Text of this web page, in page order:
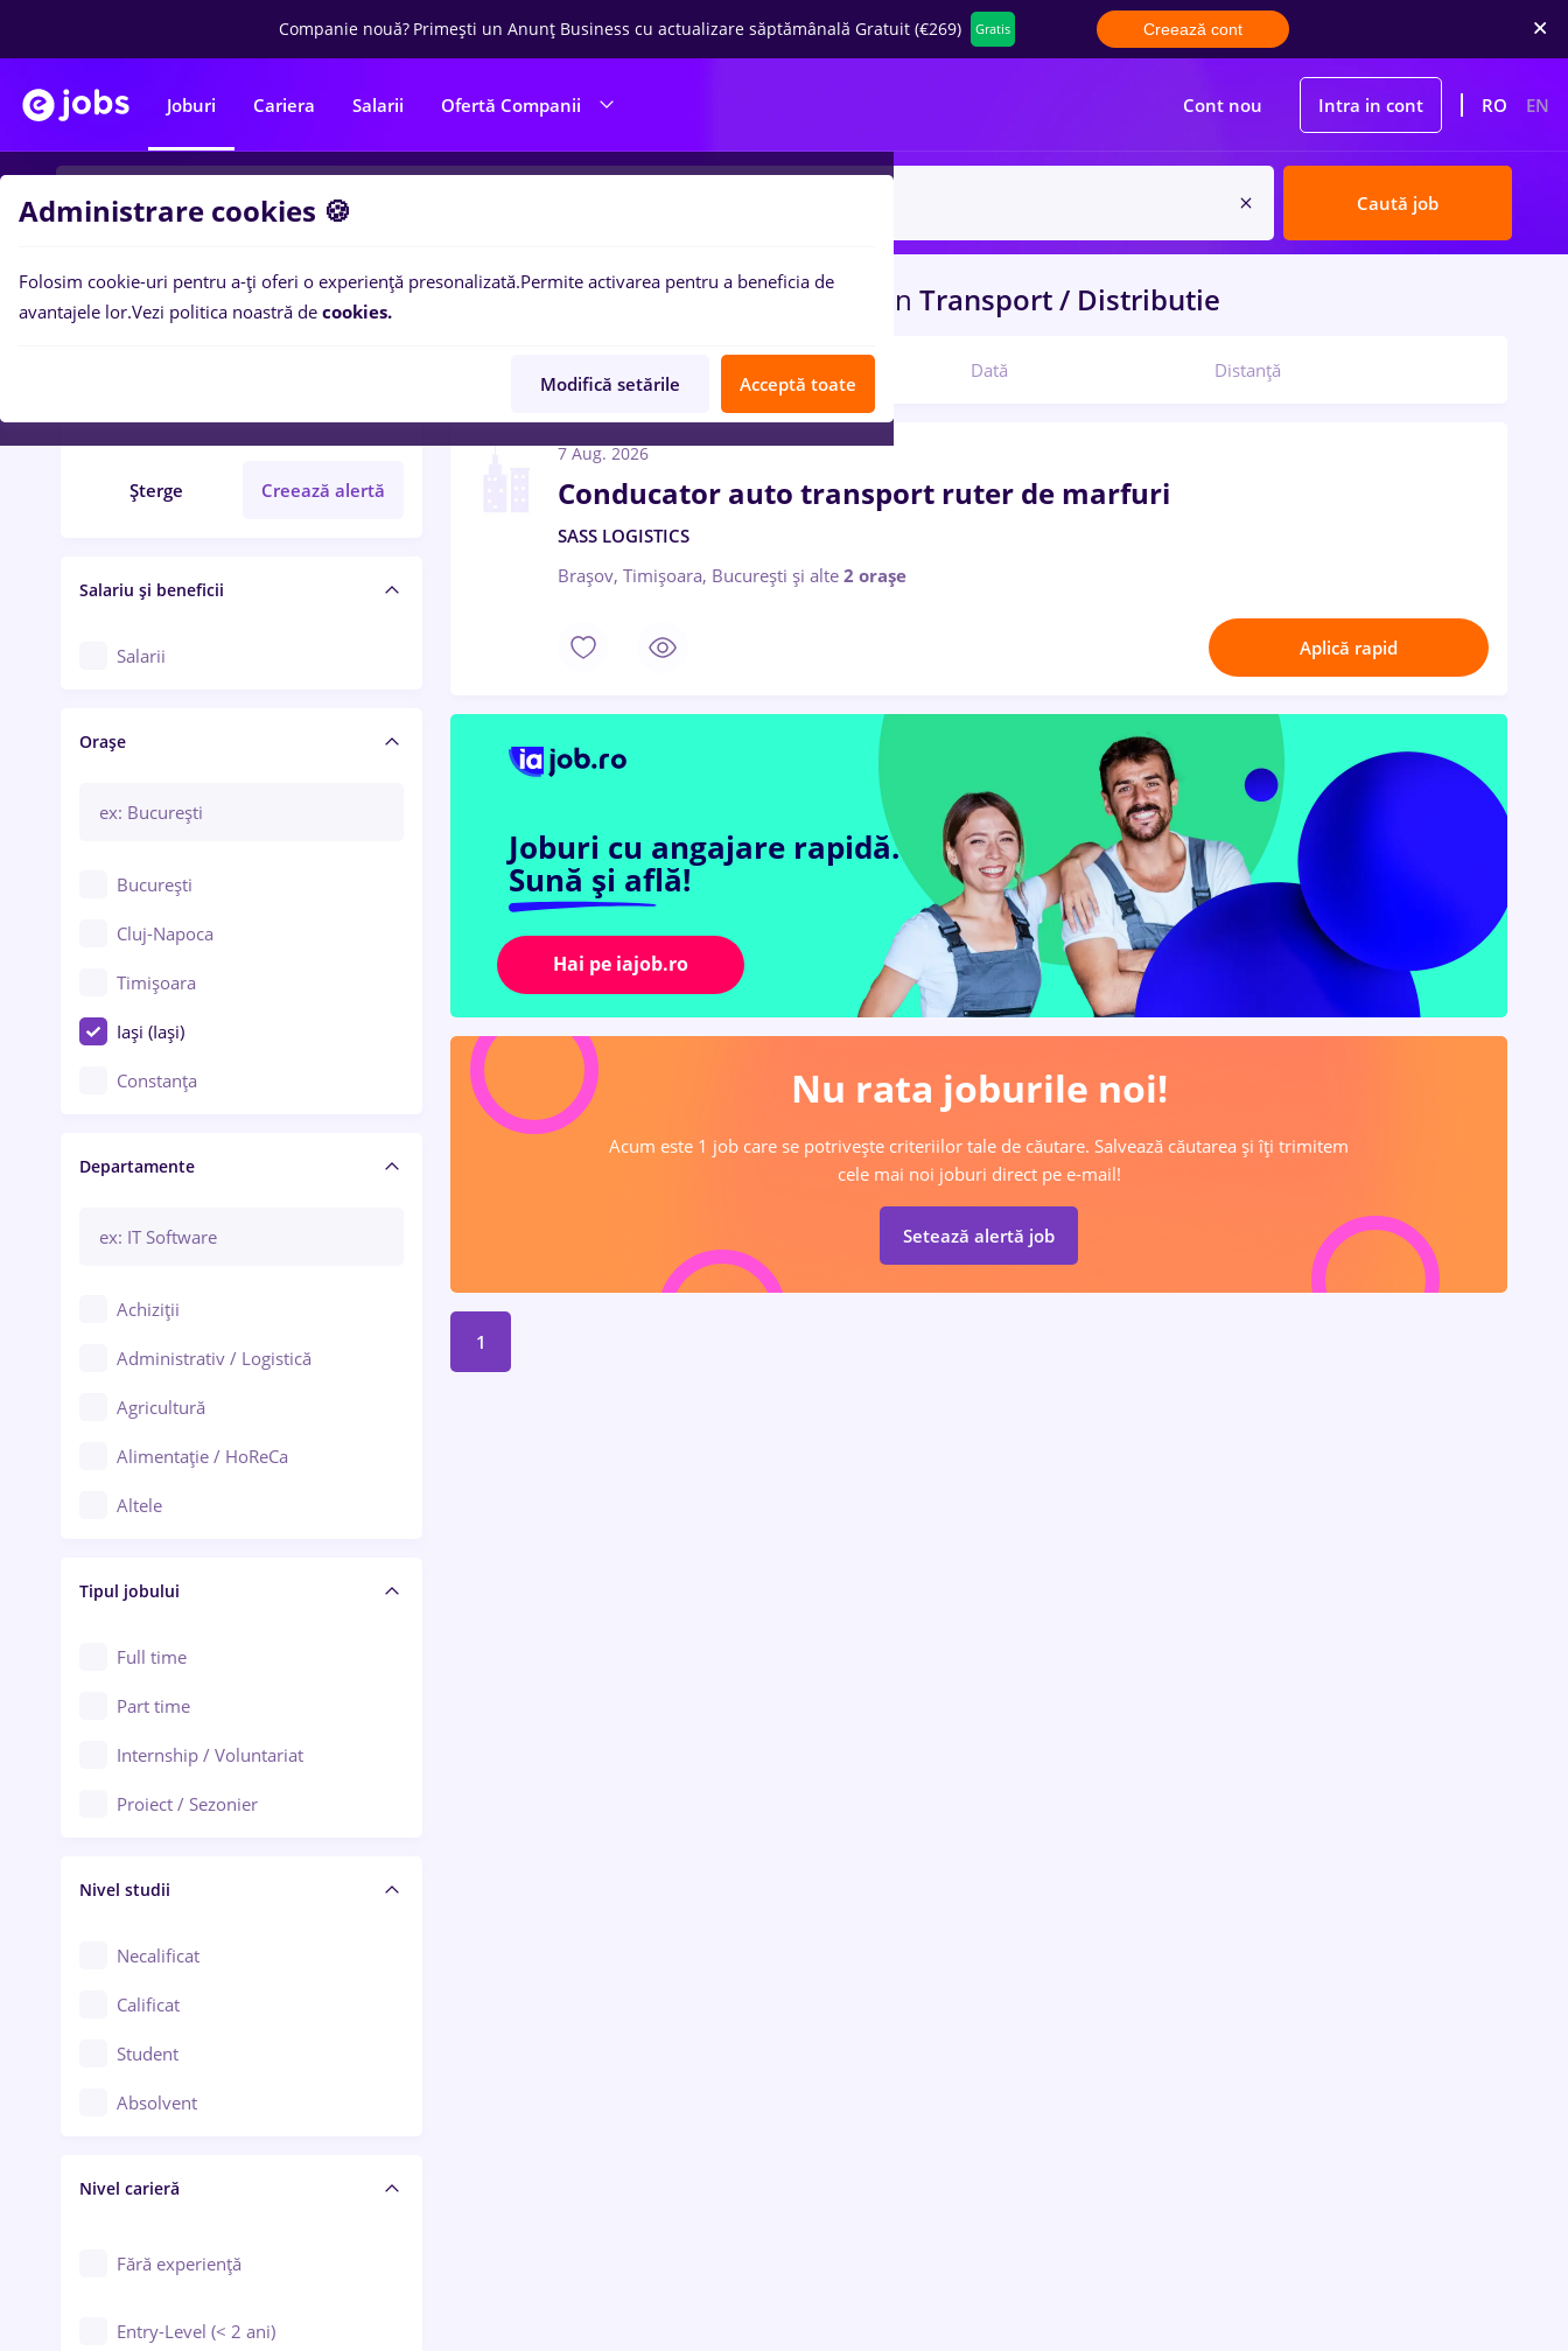
Companie nouă? Primești un Anunț Business cu actualizare săptămânală Gratuit (€269) Gratis Creează cont
Joburi Cariera Salarii Ofertă Companii Cont nou Intra in cont RO EN
Caută job
Filtre
Șterge Creează alertă
Salariu și beneficii
Salarii
Orașe
București
Cluj-Napoca
Timișoara
Iași (Iași)
Constanța
Brașov
Bacău
Galați (Galați)
Ploiești
Arad
Baia Mare
Bârlad
Bistrița (Bistrița-Năsăud)
Departamente
Achiziții
Administrativ / Logistică
Agricultură
Alimentație / HoReCa
Altele
Asigurări
Au pair / Babysitter / Curățenie
Audit / Consultanță
Auto / Echipamente
Automatizări
Cercetare - dezvoltare
Chimie / Biochimie
Confecții / Design vestimentar
Construcții / Instalații
Controlul calității
Educație / Training / Arte
Tipul jobului
Full time
Part time
Internship / Voluntariat
Proiect / Sezonier
Nivel studii
Necalificat
Calificat
Student
Absolvent
Nivel carieră
Fără experiență
Entry-Level (< 2 ani)
1loc de muncahotelinIasi (Iasi) in Transport / Distributie
Dată Distanță
7 Aug. 2026
Conducator auto transport ruter de marfuri
SASS LOGISTICS
Brașov, Timișoara, București și alte 2 orașe
Aplică rapid
Joburi cu angajare rapidă.
Sună și află!
Hai pe iajob.ro
Nu rata joburile noi!
Acum este 1 job care se potrivește criteriilor tale de căutare. Salvează căutarea și îți trimitem
cele mai noi joburi direct pe e-mail!
Setează alertă job
1
Administrare cookies 🍪
Folosim cookie-uri pentru a-ți oferi o experiență presonalizată.Permite activarea pentru a beneficia de
avantajele lor.Vezi politica noastră de cookies.
Modifică setările Acceptă toate